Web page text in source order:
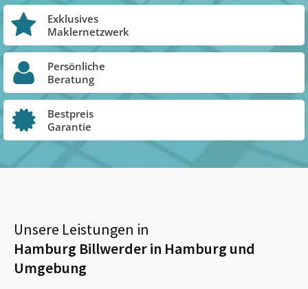
Exklusives
Maklernetzwerk
Persönliche
Beratung
Bestpreis
Garantie
Unsere Leistungen in
Hamburg Billwerder in Hamburg und
Umgebung